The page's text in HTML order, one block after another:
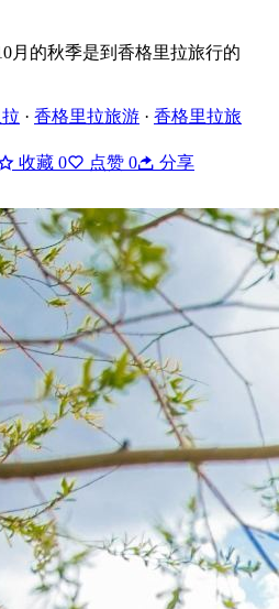
月的秋季是到香格里拉旅行的
· 香格里拉旅游 · 香格里拉旅
收藏 0 点赞 0 分享